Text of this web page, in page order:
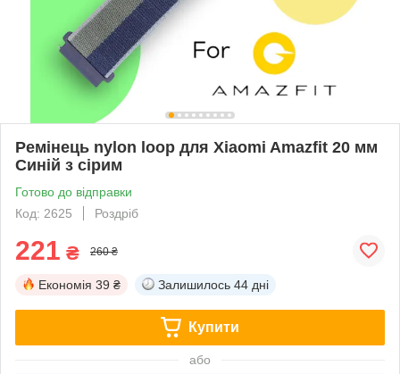
Ремінець nylon loop для Xiaomi Amazfit 20 мм
Синій з сірим
Готово до відправки
Код: 2625
Роздріб
221 ₴ 260 ₴
Економія 39 ₴ Залишилось 44 дні
Купити
або